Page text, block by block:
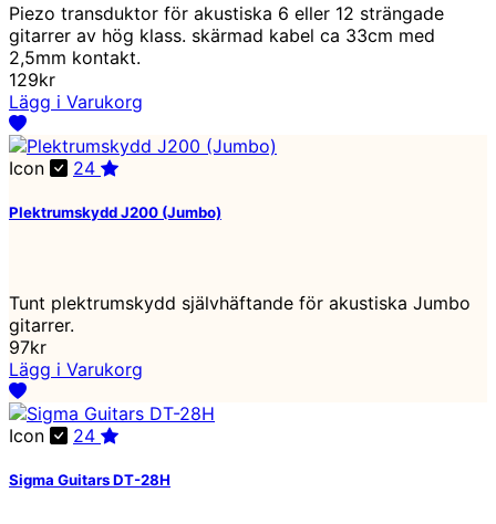
Piezo transduktor för akustiska 6 eller 12 strängade
gitarrer av hög klass. skärmad kabel ca 33cm med
2,5mm kontakt.
129kr
Lägg i Varukorg
Icon 24
Plektrumskydd J200 (Jumbo)
Tunt plektrumskydd självhäftande för akustiska Jumbo
gitarrer.
97kr
Lägg i Varukorg
Icon 24
Sigma Guitars DT-28H